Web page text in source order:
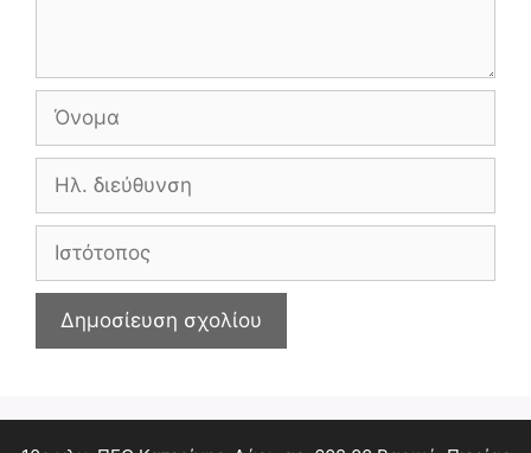
Όνομα
Ηλ.
Ιστότοπος